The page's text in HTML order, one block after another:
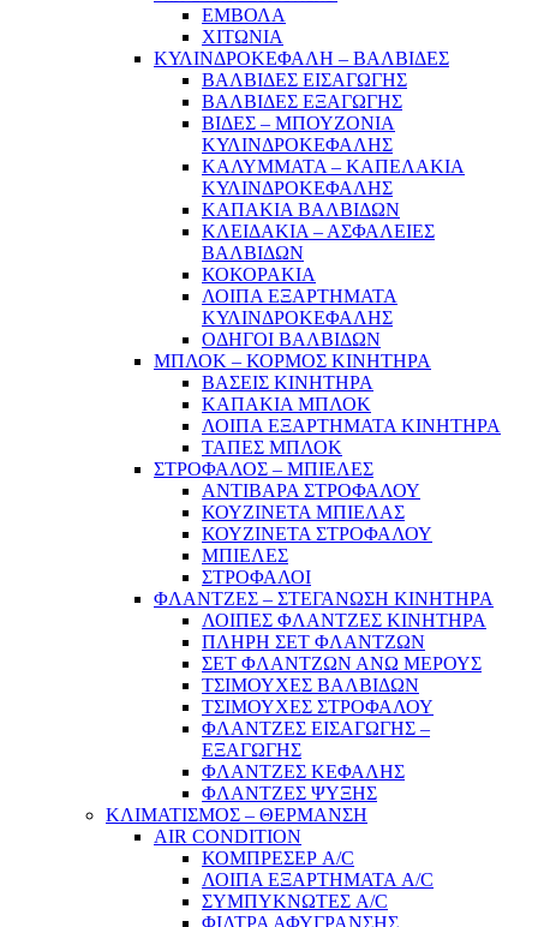
ΕΜΒΟΛΑ
ΧΙΤΩΝΙΑ
ΚΥΛΙΝΔΡΟΚΕΦΑΛΗ – ΒΑΛΒΙΔΕΣ
ΒΑΛΒΙΔΕΣ ΕΙΣΑΓΩΓΗΣ
ΒΑΛΒΙΔΕΣ ΕΞΑΓΩΓΗΣ
ΒΙΔΕΣ – ΜΠΟΥΖΟΝΙΑ
ΚΥΛΙΝΔΡΟΚΕΦΑΛΗΣ
ΚΑΛΥΜΜΑΤΑ – ΚΑΠΕΛΑΚΙΑ
ΚΥΛΙΝΔΡΟΚΕΦΑΛΗΣ
ΚΑΠΑΚΙΑ ΒΑΛΒΙΔΩΝ
ΚΛΕΙΔΑΚΙΑ – ΑΣΦΑΛΕΙΕΣ
ΒΑΛΒΙΔΩΝ
ΚΟΚΟΡΑΚΙΑ
ΛΟΙΠΑ ΕΞΑΡΤΗΜΑΤΑ
ΚΥΛΙΝΔΡΟΚΕΦΑΛΗΣ
ΟΔΗΓΟΙ ΒΑΛΒΙΔΩΝ
ΜΠΛΟΚ – ΚΟΡΜΟΣ ΚΙΝΗΤΗΡΑ
ΒΑΣΕΙΣ ΚΙΝΗΤΗΡΑ
ΚΑΠΑΚΙΑ ΜΠΛΟΚ
ΛΟΙΠΑ ΕΞΑΡΤΗΜΑΤΑ ΚΙΝΗΤΗΡΑ
ΤΑΠΕΣ ΜΠΛΟΚ
ΣΤΡΟΦΑΛΟΣ – ΜΠΙΕΛΕΣ
ΑΝΤΙΒΑΡΑ ΣΤΡΟΦΑΛΟΥ
ΚΟΥΖΙΝΕΤΑ ΜΠΙΕΛΑΣ
ΚΟΥΖΙΝΕΤΑ ΣΤΡΟΦΑΛΟΥ
ΜΠΙΕΛΕΣ
ΣΤΡΟΦΑΛΟΙ
ΦΛΑΝΤΖΕΣ – ΣΤΕΓΑΝΩΣΗ ΚΙΝΗΤΗΡΑ
ΛΟΙΠΕΣ ΦΛΑΝΤΖΕΣ ΚΙΝΗΤΗΡΑ
ΠΛΗΡΗ ΣΕΤ ΦΛΑΝΤΖΩΝ
ΣΕΤ ΦΛΑΝΤΖΩΝ ΑΝΩ ΜΕΡΟΥΣ
ΤΣΙΜΟΥΧΕΣ ΒΑΛΒΙΔΩΝ
ΤΣΙΜΟΥΧΕΣ ΣΤΡΟΦΑΛΟΥ
ΦΛΑΝΤΖΕΣ ΕΙΣΑΓΩΓΗΣ –
ΕΞΑΓΩΓΗΣ
ΦΛΑΝΤΖΕΣ ΚΕΦΑΛΗΣ
ΦΛΑΝΤΖΕΣ ΨΥΞΗΣ
ΚΛΙΜΑΤΙΣΜΟΣ – ΘΕΡΜΑΝΣΗ
AIR CONDITION
ΚΟΜΠΡΕΣΕΡ A/C
ΛΟΙΠΑ ΕΞΑΡΤΗΜΑΤΑ A/C
ΣΥΜΠΥΚΝΩΤΕΣ A/C
ΦΙΛΤΡΑ ΑΦΥΓΡΑΝΣΗΣ